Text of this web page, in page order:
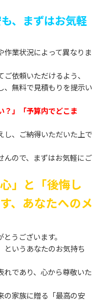
、まずはお気軽
作業状況によって異なりま
依頼いただけるよう、
、無料で見積もりを提示い
？」「予算内でどこま
し、ご納得いただいた上で
んので、まずはお気軽にご
」と「後悔し
、あなたへのメ
うございます。
というあなたのお気持ち
れであり、心から尊敬いた
の家族に贈る「最高の安